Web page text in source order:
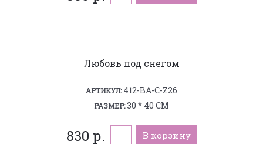
Любовь под снегом
АРТИКУЛ:412-BA-C-Z26
РАЗМЕР:30 * 40 СМ
830 р. В корзину